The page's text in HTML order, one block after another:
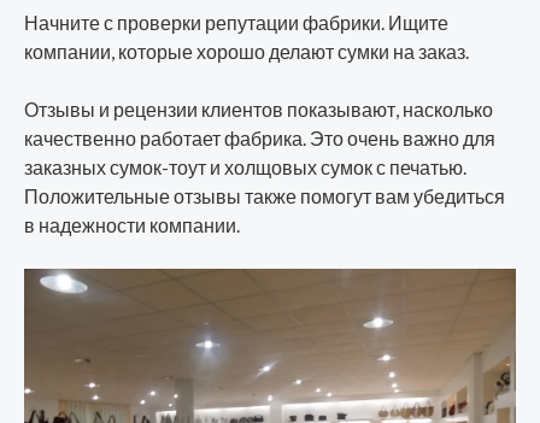
Начните с проверки репутации фабрики. Ищите
компании, которые хорошо делают сумки на заказ.
Отзывы и рецензии клиентов показывают, насколько
качественно работает фабрика. Это очень важно для
заказных сумок-тоут и холщовых сумок с печатью.
Положительные отзывы также помогут вам убедиться
в надежности компании.